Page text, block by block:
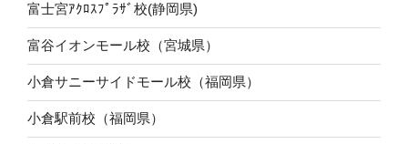
富士宮ｱｸﾛｽﾌﾟﾗｻﾞ校(静岡県)
富谷イオンモール校（宮城県）
小倉サニーサイドモール校（福岡県）
小倉駅前校（福岡県）